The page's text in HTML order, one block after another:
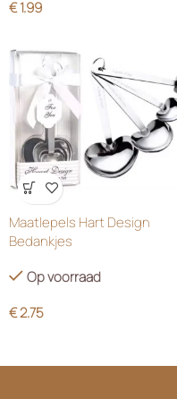
€1.99
Wensenlijst
Maatlepels Hart Design
Bedankjes
Op voorraad
€2.75